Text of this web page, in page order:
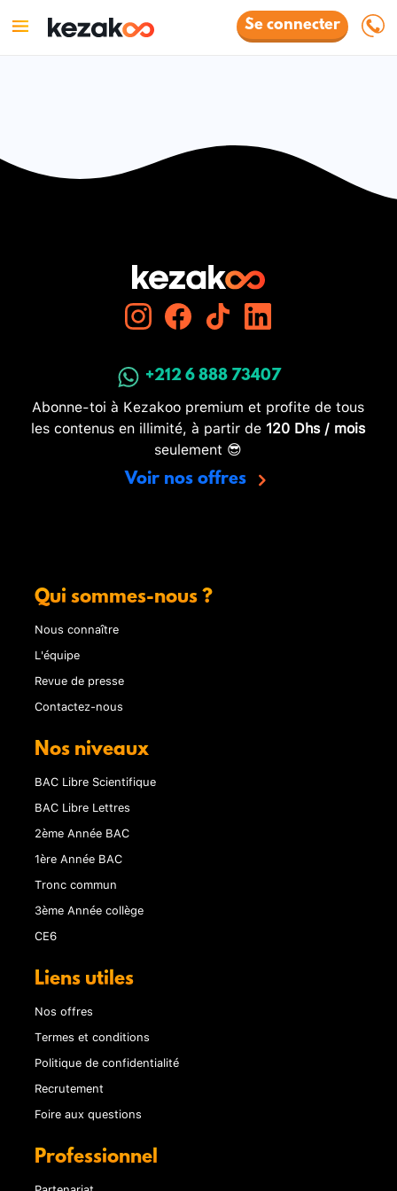
Se connecter
+212 6 888 73407
Abonne-toi à Kezakoo premium et profite de tous
les contenus en illimité, à partir de 120 Dhs / mois
seulement 😎
Voir nos offres
Qui sommes-nous ?
Nous connaître
L'équipe
Revue de presse
Contactez-nous
Nos niveaux
BAC Libre Scientifique
BAC Libre Lettres
2ème Année BAC
1ère Année BAC
Tronc commun
3ème Année collège
CE6
Liens utiles
Nos offres
Termes et conditions
Politique de confidentialité
Recrutement
Foire aux questions
Professionnel